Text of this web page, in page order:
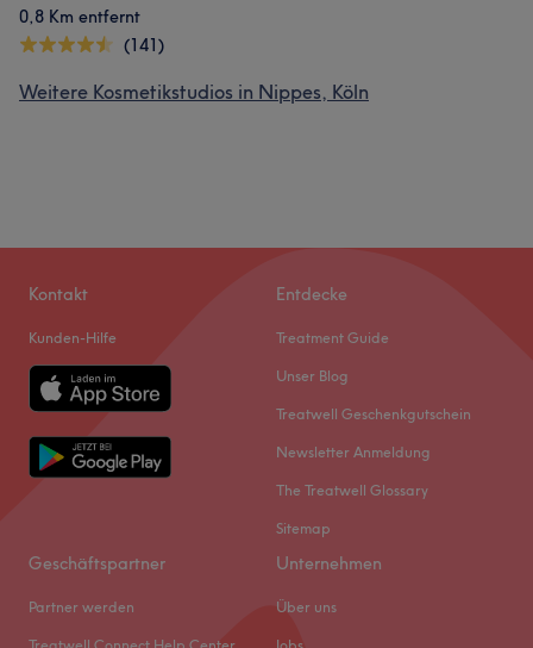
0,8 Km entfernt
(141)
Weitere Kosmetikstudios in Nippes, Köln
Kontakt
Kunden-Hilfe
Entdecke
Treatment Guide
Unser Blog
Treatwell Geschenkgutschein
Newsletter Anmeldung
The Treatwell Glossary
Sitemap
Geschäftspartner
Partner werden
Unternehmen
Über uns